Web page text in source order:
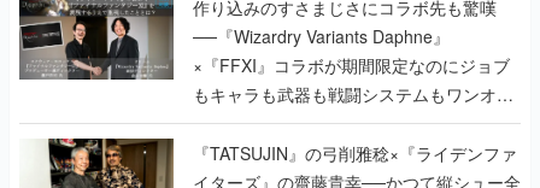
作り込みのすさまじさにコラボ先も驚嘆
──『Wizardry Variants Daphne』
×『FFXI』コラボが期間限定なのにジョブ
もキャラも武器も戦闘システムもワンオフ
で作り込まれた理由を両ディレクターに聞
く
『TATSUJIN』の弓削雅稔×『ライデンファ
イターズ』の齋藤貴幸──かつて縦シュー全